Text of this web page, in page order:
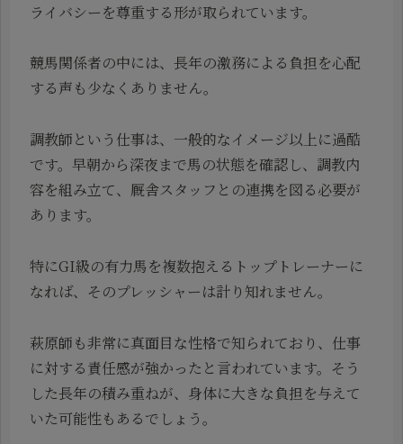
ライバシーを尊重する形が取られています。
競馬関係者の中には、長年の激務による負担を心配
する声も少なくありません。
調教師という仕事は、一般的なイメージ以上に過酷
です。早朝から深夜まで馬の状態を確認し、調教内
容を組み立て、厩舎スタッフとの連携を図る必要が
あります。
特にGI級の有力馬を複数抱えるトップトレーナーに
なれば、そのプレッシャーは計り知れません。
萩原師も非常に真面目な性格で知られており、仕事
に対する責任感が強かったと言われています。そう
した長年の積み重ねが、身体に大きな負担を与えて
いた可能性もあるでしょう。